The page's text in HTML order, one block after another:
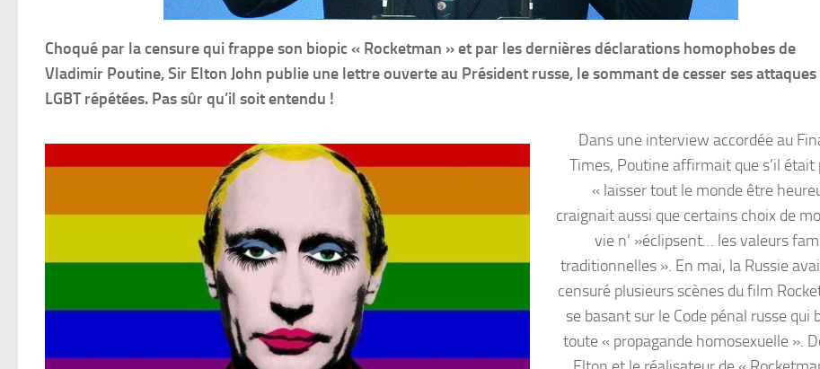
Choqué par la censure qui frappe son biopic « Rocketman » et par les dernières déclarations homophobes de
Vladimir Poutine, Sir Elton John publie une lettre ouverte au Président russe, le sommant de cesser ses attaques
LGBT répétées. Pas sûr qu’il soit entendu !
Dans une interview accordée au
Times, Poutine affirmait que s’il était
« laisser tout le monde être
craignait aussi que certains choix de
vie n’ »éclipsent… les valeurs
traditionnelles ». En mai, la Russie
censuré plusieurs scènes du film
se basant sur le Code pénal russe qui
toute « propagande homosexuelle ».